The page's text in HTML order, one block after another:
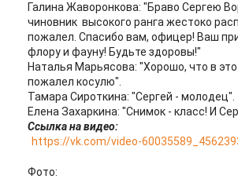
Галина Жаворонкова: "Браво Сергею
чиновник высокого ранга жестоко
пожалел. Спасибо вам, офицер! Ваш
флору и фауну! Будьте здоровы!"
Наталья Марьясова: "Хорошо, что в
пожалел косулю".
Тамара Сироткина: "Сергей - молодец".
Елена Захаркина: "Снимок - класс! И
Ссылка на видео:
https://vk.com/video-
Фото: